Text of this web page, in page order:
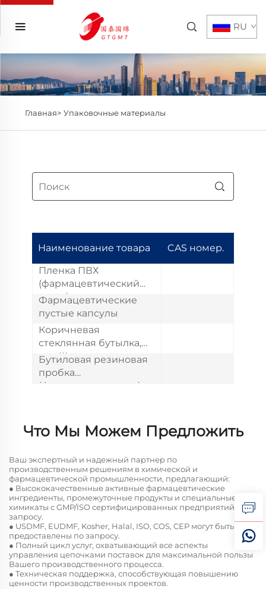
RU
Главная> Упаковочные материалы
Наименование товара
CAS номер.
Пленка ПВХ
(фармацевтический
класс)
Фармацевтические
пустые капсулы
Коричневая
стеклянная бутылка,
тип III
Бутиловая резиновая
пробка
(фармацевтическая)
Что Мы Можем Предложить
Ваш экспертный и надежный партнер по
производственным решениям в химической и
фармацевтической промышленности, предлагающий:
● Высококачественные активные фармацевтические
ингредиенты, промежуточные продукты и специальные
химикаты с GMP/ISO сертифицированных предприятий по
запросу.
● USDMF, EUDMF, Kosher, Halal, ISO, COS, CEP могут быть
предоставлены по запросу.
● Полный цикл услуг, охватывающий все аспекты
управления цепочками поставок для максимальной пользы
Вашего производственного процесса.
● Техническая поддержка, способствующая повышению
ценности производственных проектов.